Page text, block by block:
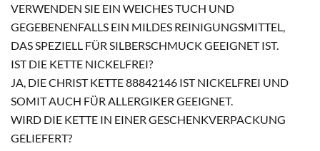
VERWENDEN SIE EIN WEICHES TUCH UND
GEGEBENENFALLS EIN MILDES REINIGUNGSMITTEL,
DAS SPEZIELL FÜR SILBERSCHMUCK GEEIGNET IST.
IST DIE KETTE NICKELFREI?
JA, DIE CHRIST KETTE 88842146 IST NICKELFREI UND
SOMIT AUCH FÜR ALLERGIKER GEEIGNET.
WIRD DIE KETTE IN EINER GESCHENKVERPACKUNG
GELIEFERT?